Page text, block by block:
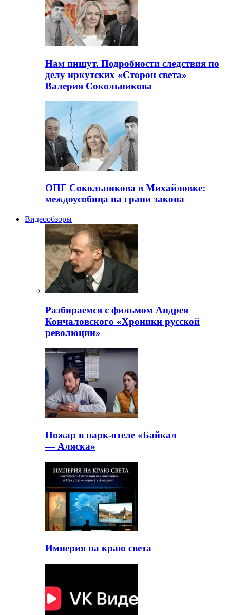
Нам пишут. Подробности следствия по
делу иркутских «Сторон света»
Валерия Сокольникова
ОПГ Сокольникова в Михайловке:
междоусобица на грани закона
Видеообзоры
Разбираемся с фильмом Андрея
Кончаловского «Хроники русской
революции»
Пожар в парк-отеле «Байкал
— Аляска»
Империя на краю света